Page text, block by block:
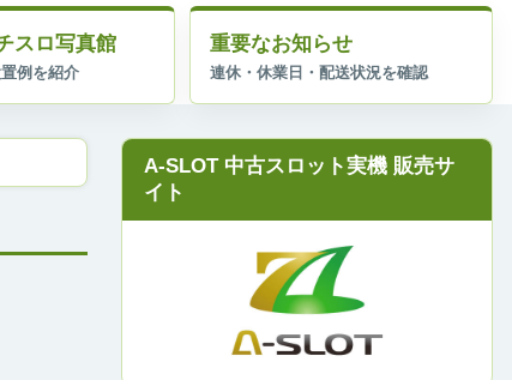
スロ写真館 重要なお知らせ
A-SLOT 中古スロット実機 販売サ
イト